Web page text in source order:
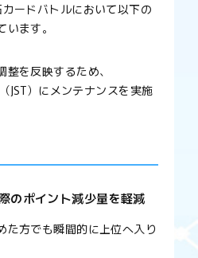
ードバトルにおいて以下の
ます。
を反映するため、
JST）にメンテナンスを実施
のポイント減少量を軽減
た方でも瞬間的に上位へ入り